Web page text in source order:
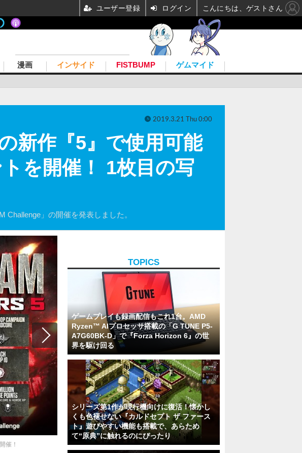
漫画 インサイド FISTBUMP ゲムマイド
新作『5』で使用可能
を開催！ 1枚目の写
Challenge」の開催を発表しました。
2019.3.21 Thu 0:00
催！
TOPICS
ゲームプレイも録画配信もこれ1台。AMD
Ryzen™ AIプロセッサ搭載の「G TUNE P5-
A7G60BK-D」で『Forza Horizon 6』の世
界を駆け回る
シリーズ第1作が現行機向けに復活！懐かし
くも色褪せない『カルドセプト ザ ファース
ト』遊びやすい機能も搭載で、あらため
て“原典”に触れるのにぴったり
ユーザー登録 ログイン こんにちは、ゲストさん